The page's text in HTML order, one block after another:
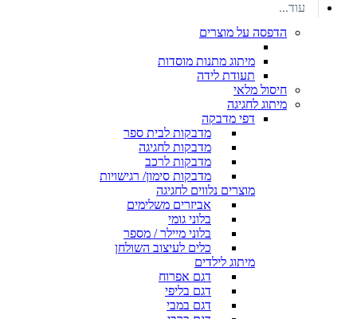
עוד...
הדפסה על מוצרים
מיתוג מתנות מוסדות
תעודת לידה
חיסול מלאי
מיתוג לחגיגה
דפי מדבקה
מדבקות לבית ספר
מדבקות לחגיגה
מדבקות לרכב
מדבקות סימון/ רגישויות
מוצרים נלווים לחגיגה
אביזרים משלימים
בלוני גומי
בלוני מיילר / מספר
כלים לעיצוב השולחן
מיתוג לילדים
דגם אפרוח
דגם בליפי
דגם במבי